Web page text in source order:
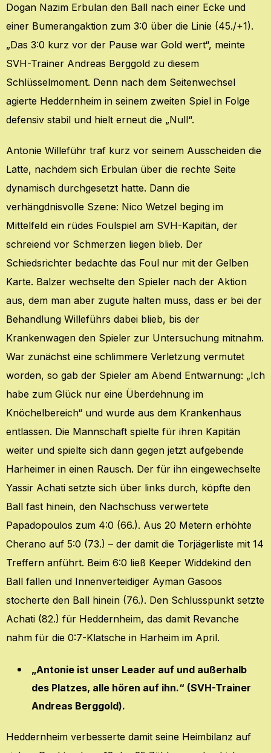
Dogan Nazim Erbulan den Ball nach einer Ecke und
einer Bumerangaktion zum 3:0 über die Linie (45./+1).
„Das 3:0 kurz vor der Pause war Gold wert“, meinte
SVH-Trainer Andreas Berggold zu diesem
Schlüsselmoment. Denn nach dem Seitenwechsel
agierte Heddernheim in seinem zweiten Spiel in Folge
defensiv stabil und hielt erneut die „Null“.
Antonie Willeführ traf kurz vor seinem Ausscheiden die
Latte, nachdem sich Erbulan über die rechte Seite
dynamisch durchgesetzt hatte. Dann die
verhängdnisvolle Szene: Nico Wetzel beging im
Mittelfeld ein rüdes Foulspiel am SVH-Kapitän, der
schreiend vor Schmerzen liegen blieb. Der
Schiedsrichter bedachte das Foul nur mit der Gelben
Karte. Balzer wechselte den Spieler nach der Aktion
aus, dem man aber zugute halten muss, dass er bei der
Behandlung Willeführs dabei blieb, bis der
Krankenwagen den Spieler zur Untersuchung mitnahm.
War zunächst eine schlimmere Verletzung vermutet
worden, so gab der Spieler am Abend Entwarnung: „Ich
habe zum Glück nur eine Überdehnung im
Knöchelbereich“ und wurde aus dem Krankenhaus
entlassen. Die Mannschaft spielte für ihren Kapitän
weiter und spielte sich dann gegen jetzt aufgebende
Harheimer in einen Rausch. Der für ihn eingewechselte
Yassir Achati setzte sich über links durch, köpfte den
Ball fast hinein, den Nachschuss verwertete
Papadopoulos zum 4:0 (66.). Aus 20 Metern erhöhte
Cherano auf 5:0 (73.) – der damit die Torjägerliste mit 14
Treffern anführt. Beim 6:0 ließ Keeper Widdekind den
Ball fallen und Innenverteidiger Ayman Gasoos
stocherte den Ball hinein (76.). Den Schlusspunkt setzte
Achati (82.) für Heddernheim, das damit Revanche
nahm für die 0:7-Klatsche in Harheim im April.
„Antonie ist unser Leader auf und außerhalb
des Platzes, alle hören auf ihn.“ (SVH-Trainer
Andreas Berggold).
Heddernheim verbesserte damit seine Heimbilanz auf